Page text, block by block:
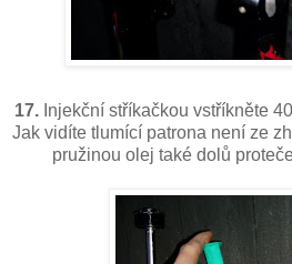
17. Injekční stříkačkou vstříkněte
Jak vidíte tlumící patrona není ze
pružinou olej také dolů